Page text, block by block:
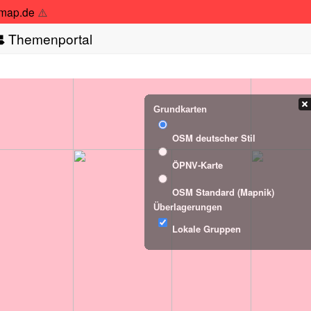
⚠️
Themenportal
Grundkarten
OSM deutscher Stil
ÖPNV-Karte
OSM Standard (Mapnik)
Überlagerungen
Lokale Gruppen